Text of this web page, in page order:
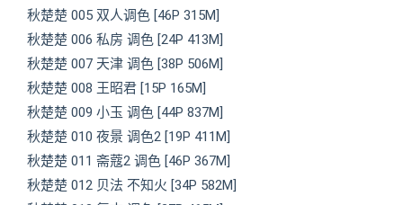
秋楚楚 005 双人调色 [46P 315M]
秋楚楚 006 私房 调色 [24P 413M]
秋楚楚 007 天津 调色 [38P 506M]
秋楚楚 008 王昭君 [15P 165M]
秋楚楚 009 小玉 调色 [44P 837M]
秋楚楚 010 夜景 调色2 [19P 411M]
秋楚楚 011 斋蔻2 调色 [46P 367M]
秋楚楚 012 贝法 不知火 [34P 582M]